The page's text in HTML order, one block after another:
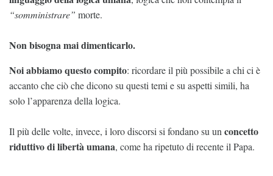
“somministrare” morte.
Non bisogna mai dimenticarlo.
Noi abbiamo questo compito: ricordare il più possibile a chi ci è
accanto che ciò che dicono su questi temi e su aspetti simili, ha
solo l’apparenza della logica.
Il più delle volte, invece, i loro discorsi si fondano su un concetto
riduttivo di libertà umana, come ha ripetuto di recente il Papa.